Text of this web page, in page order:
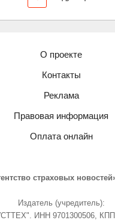
О проекте
Контакты
Реклама
Правовая информация
Оплата онлайн
страховых
Издатель (учредитель):
ИНН 9701300506, КПП